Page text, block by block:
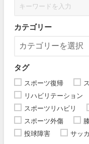
カテゴリー
タグ
スポーツ復帰
リハビリテーション
スポーツリハビリ
スポーツ外傷
投球障害
サッ